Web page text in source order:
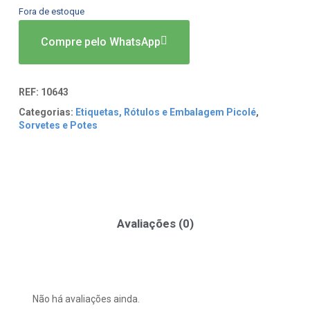
Fora de estoque
Compre pelo WhatsApp
REF: 10643
Categorias: Etiquetas, Rótulos e Embalagem Picolé,
Sorvetes e Potes
Avaliações (0)
Não há avaliações ainda.